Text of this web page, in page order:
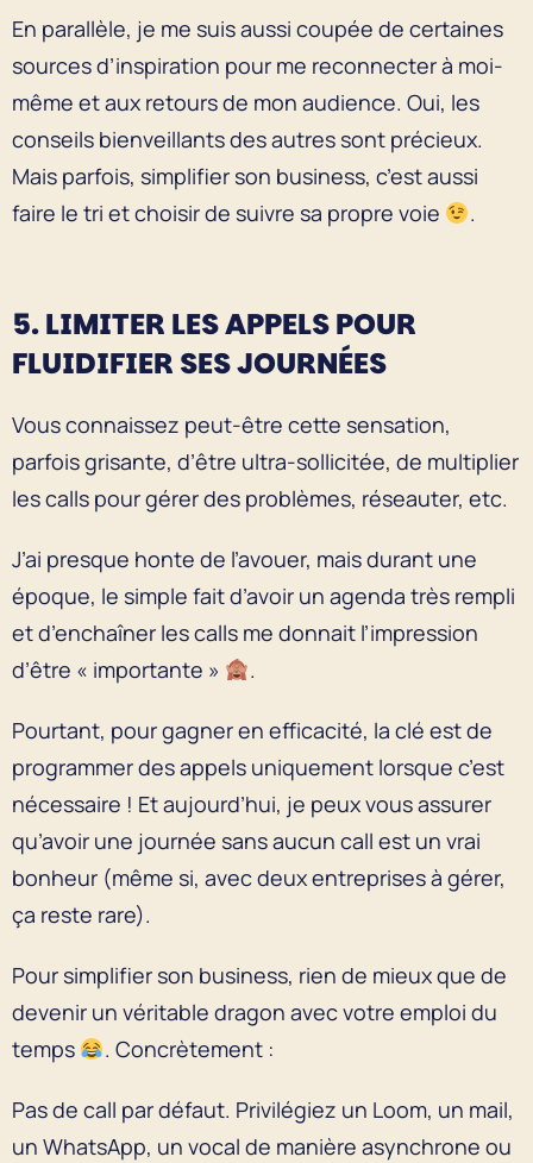
En parallèle, je me suis aussi coupée de certaines
sources d’inspiration pour me reconnecter à moi-
même et aux retours de mon audience. Oui, les
conseils bienveillants des autres sont précieux.
Mais parfois, simplifier son business, c’est aussi
faire le tri et choisir de suivre sa propre voie
.
5. LIMITER LES APPELS POUR
FLUIDIFIER SES JOURNÉES
Vous connaissez peut-être cette sensation,
parfois grisante, d’être ultra-sollicitée, de multiplier
les calls pour gérer des problèmes, réseauter, etc.
J’ai presque honte de l’avouer, mais durant une
époque, le simple fait d’avoir un agenda très rempli
et d’enchaîner les calls me donnait l’impression
d’être « importante »
.
Pourtant, pour gagner en efficacité, la clé est de
programmer des appels uniquement lorsque c’est
nécessaire ! Et aujourd’hui, je peux vous assurer
qu’avoir une journée sans aucun call est un vrai
bonheur (même si, avec deux entreprises à gérer,
ça reste rare).
Pour simplifier son business, rien de mieux que de
devenir un véritable dragon avec votre emploi du
temps
. Concrètement :
Pas de call par défaut. Privilégiez un Loom, un mail,
un WhatsApp, un vocal de manière asynchrone ou